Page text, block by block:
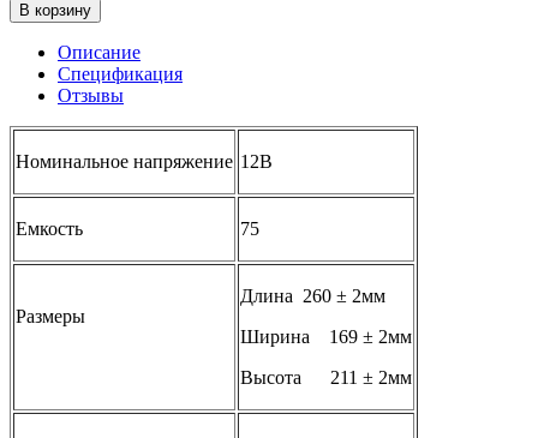
В корзину
Описание
Спецификация
Отзывы
Номинальное напряжение 12В
Емкость 75
Размеры
Длина 260 ± 2мм
Ширина 169 ± 2мм
Высота 211 ± 2мм